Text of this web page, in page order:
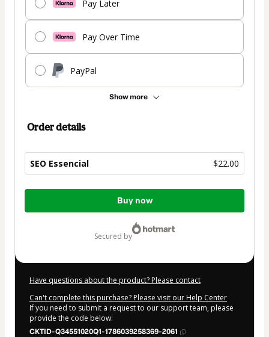
Pay Later
Pay Over Time
PayPal
Show more
Order details
SEO Essencial $22.00
Total
Buy now
secured by
Have questions about the product? Please contact
Can't complete this purchase? Please visit our Help Center
If you need to submit a request to our support team, please
provide the code below:
CKTID-Q34551020Q1-1786039258369-2061